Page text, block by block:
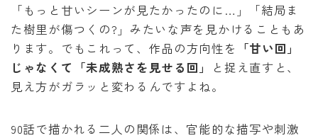
「もっと甘いシーンが見たかったのに…」「結局ま
た樹里が傷つくの?」みたいな声を見かけることもあ
ります。でもこれって、作品の方向性を 「甘い回」
じゃなくて「未成熟さを見せる回」
と捉え直すと、
見え方がガラッと変わるんですよね。
90話で描かれる二人の関係は、官能的な描写や刺激